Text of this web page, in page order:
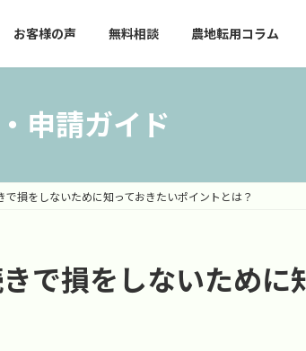
お客様の声 無料相談 農地転用コラム
申請ガイド
損をしないために知っておきたいポイントとは？
で損をしないために